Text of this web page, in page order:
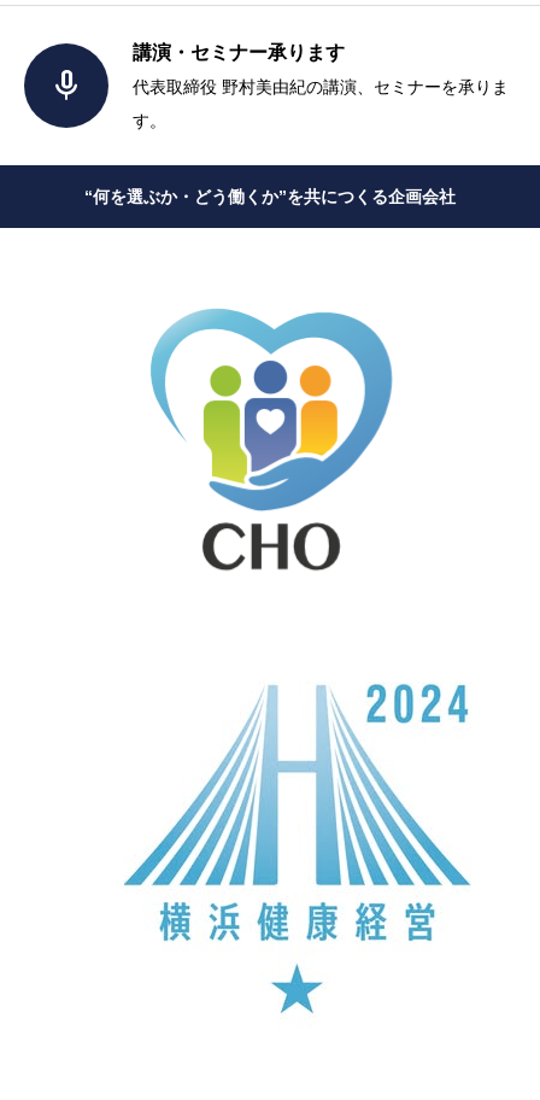

講演・セミナー承ります
代表取締役 野村美由紀の講演、セミナーを承りま
す。
“何を選ぶか・どう働くか”を共につくる企画会社